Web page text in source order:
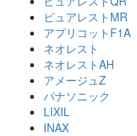
ピュアレストMR
アプリコットF1A
ネオレスト
ネオレストAH
アメージュZ
パナソニック
LIXIL
INAX